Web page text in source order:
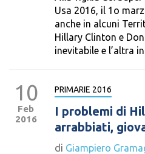
Usa 2016, il 1o
anche in alcuni
Hillary Clinton e
inevitabile e l’altra
10
Feb
2016
PRIMARIE 2016
I problemi di
arrabbiati,
di Giampiero